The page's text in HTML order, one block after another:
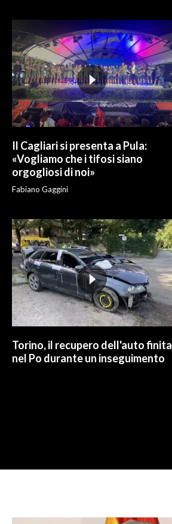
ABBONATI
ANNUNCI
NECROLOGI
PUBBLICITÀ
SPIAGGE
Il Cagliari si presenta a Pula:
«Vogliamo che i tifosi siano
orgogliosi di noi»
Fabiano Gaggini
Torino, il recupero dell'auto finita
nel Po durante un inseguimento